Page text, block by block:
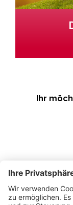
Ihr